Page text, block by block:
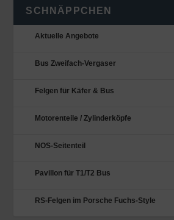
SCHNÄPPCHEN
Aktuelle Angebote
Bus Zweifach-Vergaser
Felgen für Käfer & Bus
Motorenteile / Zylinderköpfe
NOS-Seitenteil
Pavillon für T1/T2 Bus
RS-Felgen im Porsche Fuchs-Style